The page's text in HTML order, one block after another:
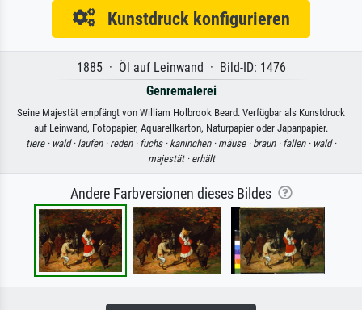
Kunstdruck konfigurieren
1885 · Öl auf Leinwand · Bild-ID: 1476
Genremalerei
Seine Majestät empfängt von William Holbrook Beard. Verfügbar als Kunstdruck
auf Leinwand, Fotopapier, Aquarellkarton, Naturpapier oder Japanpapier.
tiere · wald · laufen · reden · fuchs · kaninchen · mäuse · braun · fallen · wald ·
majestät · erhält
Andere Farbversionen dieses Bildes